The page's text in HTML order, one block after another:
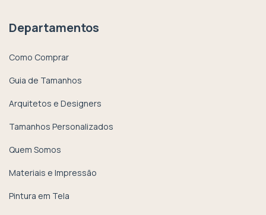
Departamentos
Como Comprar
Guia de Tamanhos
Arquitetos e Designers
Tamanhos Personalizados
Quem Somos
Materiais e Impressão
Pintura em Tela